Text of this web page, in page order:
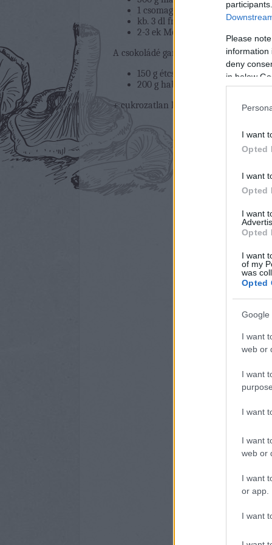
Please
information
deny
in below
I want
Opted
I want
Opted
I want
Opted
I want
of my
was
Opted
Google
I want
web or
I want
I want
I want
web or
I want
or app.
I want
1 csomag babapiskóta
kb. 3 dl friss kávé
2-3 ek Mozart krémlikőr
A csokoládé ganache-hoz:
150 g étcsokoládé
200 g habtejszín
+ cukrozatlan kakaópor a tetejére